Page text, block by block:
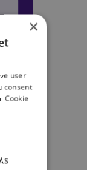
×
user
consent
Cookie